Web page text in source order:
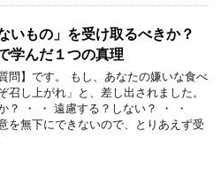
いもの」を受け取るべきか？
学んだ１つの真理
問】です。 もし、あなたの嫌いな食べ
召し上がれ」と、差し出されました。
？ ・ ・ 遠慮する？しない？ ・ ・
を無下にできないので、とりあえず受